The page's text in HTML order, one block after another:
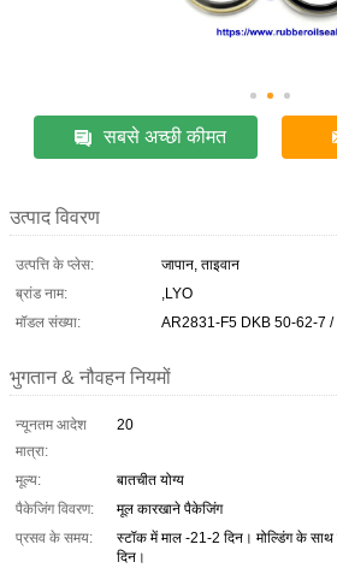
सबसे अच्छी कीमत
उत्पाद विवरण
उत्पत्ति के प्लेस:
जापान, ताइवान
ब्रांड नाम:
,LYO
मॉडल संख्या:
AR2831-F5 DKB 50-62-7 /
भुगतान & नौवहन नियमों
न्यूनतम आदेश
मात्रा:
20
मूल्य:
बातचीत योग्य
पैकेजिंग विवरण:
मूल कारखाने पैकेजिंग
प्रसव के समय:
स्टॉक में माल -21-2 दिन। मोल्डिंग के
दिन।